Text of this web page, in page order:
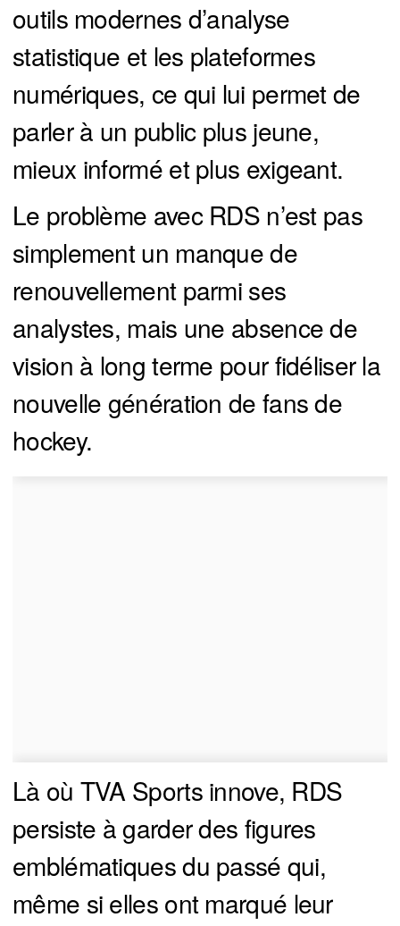
outils modernes d’analyse
statistique et les plateformes
numériques, ce qui lui permet de
parler à un public plus jeune,
mieux informé et plus exigeant.
Le problème avec RDS n’est pas
simplement un manque de
renouvellement parmi ses
analystes, mais une absence de
vision à long terme pour fidéliser la
nouvelle génération de fans de
hockey.
Là où TVA Sports innove, RDS
persiste à garder des figures
emblématiques du passé qui,
même si elles ont marqué leur